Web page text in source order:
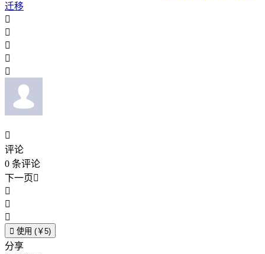
迁移






评论
0 条评论
下一页



 使用 (￥5)
分享